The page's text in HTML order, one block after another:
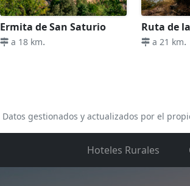
Ermita de San Saturio
a 18 km.
Ruta de
a 21 km.
Datos gestionados y actualizados por el
Hoteles Rurales